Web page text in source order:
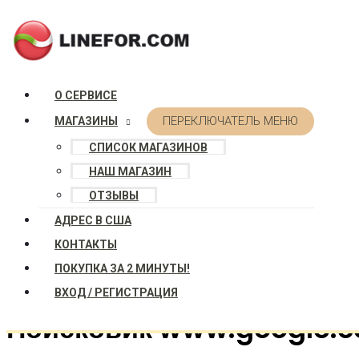
О СЕРВИСЕ
МАГАЗИНЫ
ПЕРЕКЛЮЧАТЕЛЬ МЕНЮ
СПИСОК МАГАЗИНОВ
НАШ МАГАЗИН
ОТЗЫВЫ
АДРЕС В США
КОНТАКТЫ
ПОКУПКА ЗА 2 МИНУТЫ!
ВХОД / РЕГИСТРАЦИЯ
Как добавить сайт в
Яндекс, Bing, Mail.ru,
Linefor.com
Для того, чтобы сайт появился в выдаче поисковых
оптимизации сайта.
Первым делом, что необходимо предпринять, это
Поисковик